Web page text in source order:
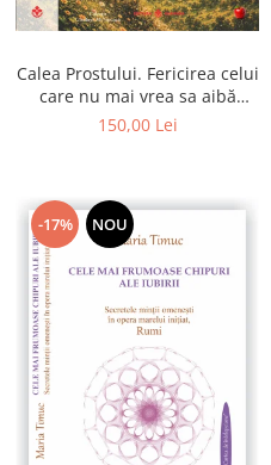
Calea Prostului. Fericirea celui
care nu mai vrea sa aibă
dreptate - Intoarcerea la
150,00 Lei
-17% NOU